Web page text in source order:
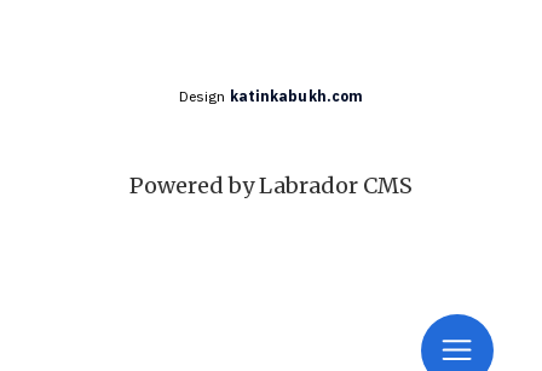
Design katinkabukh.com
Powered by Labrador CMS